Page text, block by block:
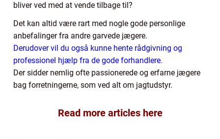
bliver ved med at vende tilbage til?
Det kan altid være rart med nogle gode personlige
anbefalinger fra andre garvede jægere.
Derudover vil du også kunne hente rådgivning og
professionel hjælp fra de gode forhandlere.
Der sidder nemlig ofte passionerede og erfarne jægere
bag forretningerne, som ved alt om jagtudstyr.
Read more articles here